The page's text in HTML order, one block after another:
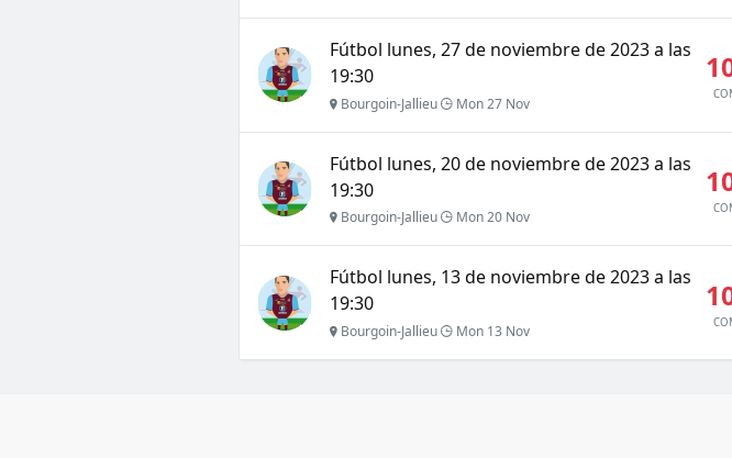
Fútbol lunes, 27 de noviembre de 2023 a las
19:30
Bourgoin-Jallieu Mon 27 Nov
Fútbol lunes, 20 de noviembre de 2023 a las
19:30
Bourgoin-Jallieu Mon 20 Nov
Fútbol lunes, 13 de noviembre de 2023 a las
19:30
Bourgoin-Jallieu Mon 13 Nov